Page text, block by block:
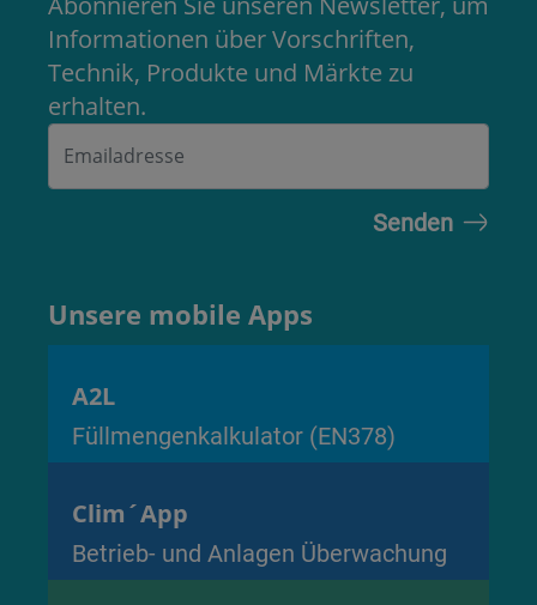
Informationen über Vorschriften,
Technik, Produkte und Märkte zu
erhalten.
Unsere mobile Apps
A2L
Füllmengenkalkulator (EN378)
Clim´App
Betrieb- und Anlagen Überwachung